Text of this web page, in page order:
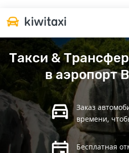
Такси &
в аэропорт
Заказ
времени,
Бесплатная